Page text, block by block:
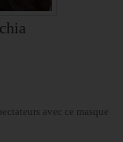
avec ce masque